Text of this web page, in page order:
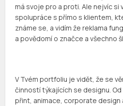
má svoje pro a proti. Ale nejvíc si
spolupráce s přímo s klientem,
známe se, a vidím že reklama
a povědomí o značce a všechno
V Tvém portfoliu je vidět, že se
činností týkajících se designu.
přint, animace, corporate design